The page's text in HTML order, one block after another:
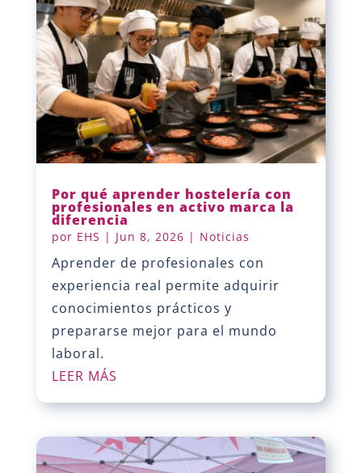
Por qué aprender hostelería con
profesionales en activo marca la
diferencia
por EHS | Jun 8, 2026 | Noticias
Aprender de profesionales con
experiencia real permite adquirir
conocimientos prácticos y
prepararse mejor para el mundo
laboral.
LEER MÁS